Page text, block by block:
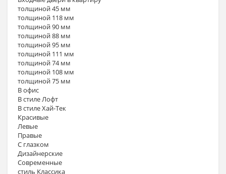
толщиной 45 мм
толщиной 118 мм
толщиной 90 мм
толщиной 88 мм
толщиной 95 мм
толщиной 111 мм
толщиной 74 мм
толщиной 108 мм
толщиной 75 мм
В офис
В стиле Лофт
В стиле Хай-Тек
Красивые
Левые
Правые
С глазком
Дизайнерские
Современные
стиль Классика